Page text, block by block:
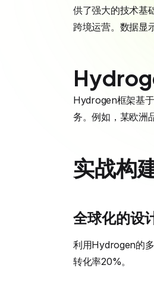
供了强大的技术基
跨境运营。数据显
Hydrogen框架基
务。例如，某欧洲
实战构
全球化的设
利用Hydrogen的
转化率20%。